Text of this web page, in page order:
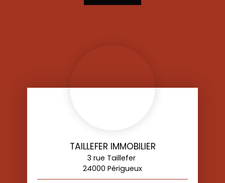
TAILLEFER IMMOBILIER
3 rue Taillefer
24000 Périgueux